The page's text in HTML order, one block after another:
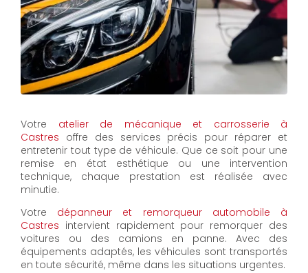
Votre atelier de mécanique et carrosserie à
Castres offre des services précis pour réparer et
entretenir tout type de véhicule. Que ce soit pour une
remise en état esthétique ou une intervention
technique, chaque prestation est réalisée avec
minutie.
Votre dépanneur et remorqueur automobile à
Castres intervient rapidement pour remorquer des
voitures ou des camions en panne. Avec des
équipements adaptés, les véhicules sont transportés
en toute sécurité, même dans les situations urgentes.